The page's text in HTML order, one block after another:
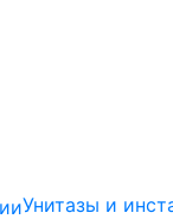
Унитазы и